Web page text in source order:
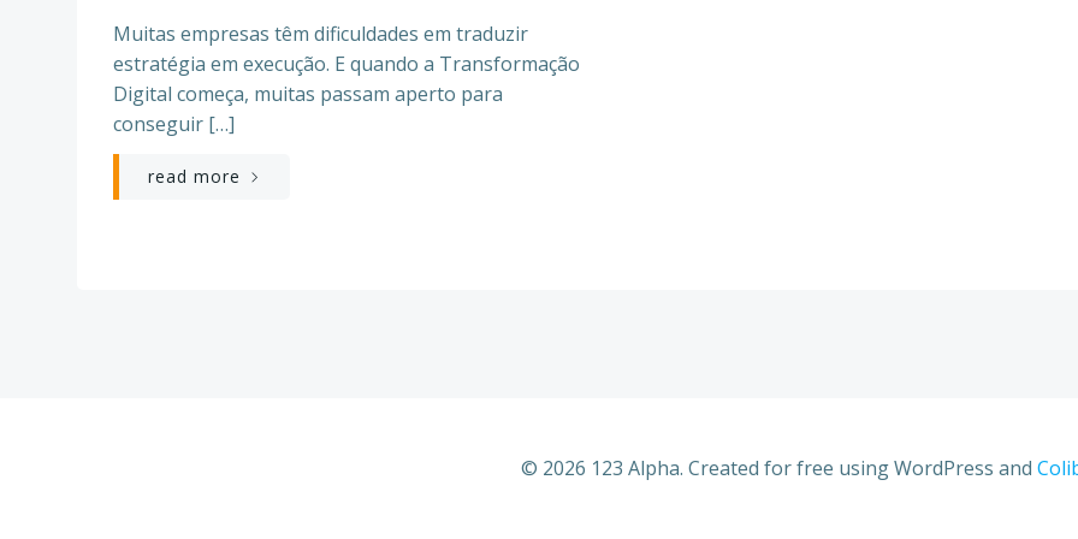
Muitas empresas têm dificuldades em traduzir
estratégia em execução. E quando a Transformação
Digital começa, muitas passam aperto para
conseguir […]
read more
© 2026 123 Alpha. Created for free using WordPress and